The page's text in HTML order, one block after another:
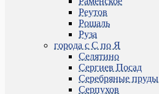
Реутов
Рошаль
Руза
города с С по Я
Селятино
Сергиев Посад
Серебряные пруды
Серпухов